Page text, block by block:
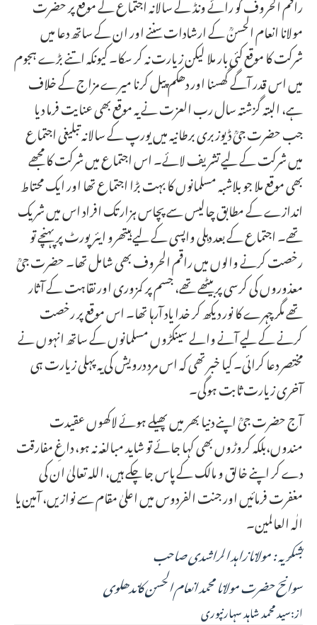
مولانا انعام الحسنؒ کے ارشادات سننے اور ان کے ساتھ دعا میں
شرکت کا موقع کئی بار ملا لیکن زیارت نہ کر سکا۔ کیونکہ اتنے بڑے ہجوم
میں اس قدر آگے گھسنا اور دھکم پیل کرنا میرے مزاج کے خلاف
ہے، البتہ گزشتہ سال رب العزت نے یہ موقع بھی عنایت فرما دیا
جب حضرت جیؒ ڈیوزبری برطانیہ میں یورپ کے سالانہ تبلیغی اجتماع
میں شرکت کے لیے تشریف لائے۔ اس اجتماع میں شرکت کا مجھے
بھی موقع ملا جو بلاشبہ مسلمانوں کا بہت بڑا اجتماع تھا اور ایک محتاط
اندازے کے مطابق چالیس سے پچاس ہزار تک افراد اس میں شریک
تھے۔ اجتماع کے بعد دہلی واپسی کے لیے ہیتھرو ایئرپورٹ پر پہنچے تو
رخصت کرنے والوں میں راقم الحروف بھی شامل تھا۔ حضرت جیؒ
معذوروں کی کرسی پر بیٹھے تھے، جسم پر کمزوری اور نقاہت کے آثار
تھے مگر چہرے کا نور دیکھ کر خدا یاد آرہا تھا۔ اس موقع پر رخصت
کرنے کے لیے آنے والے سینکڑوں مسلمانوں کے ساتھ انہوں نے
مختصر دعا کرائی۔ کیا خبر تھی کہ اس مردِ درویش کی یہ پہلی زیارت ہی
آخری زیارت ثابت ہوگی۔
آج حضرت جیؒ اپنے دنیا بھر میں پھیلے ہوئے لاکھوں عقیدت
مندوں،بلکہ کروڑوں بھی کہا جائے تو شاید مبالغہ نہ ہو، داغِ مفارقت
دے کر اپنے خالق و مالک کے پاس جا چکے ہیں، اللہ تعالیٰ ان کی
مغفرت فرمائیں اور جنت الفردوس میں اعلیٰ مقام سے نوازیں، آمین یا
الٰہ العالمین۔
بشکریہ : مولانا زاہد الراشدی صاحب
سوانح حضرت مولانا محمد انعام الحسن کاندھلوی
از:سید محمد شاہد سہارنپوری